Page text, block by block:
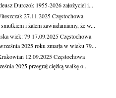
Durczok 1955-2026 założyciel i...
27.11.2025Częstochowa
i żalem zawiadamiamy, że w...
wiek: 79 17.09.2025Częstochowa
2025 roku zmarła w wieku 79...
12.09.2025Częstochowa
2025 przegrał ciężką walkę o...